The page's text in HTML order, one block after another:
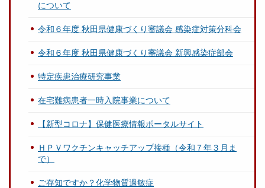
について
令和６年度 秋田県健康づくり審議会 感染症対策分科会
令和６年度 秋田県健康づくり審議会 新興感染症部会
特定疾患治療研究事業
在宅難病患者一時入院事業について
【新型コロナ】保健医療情報ポータルサイト
ＨＰＶワクチンキャッチアップ接種（令和７年３月ま
で）
ご存知ですか？化学物質過敏症